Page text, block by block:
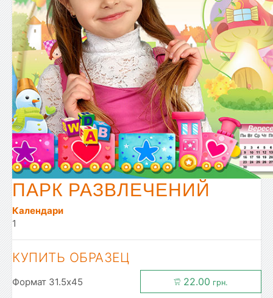
ПАРК РАЗВЛЕЧЕНИЙ
Календари
1
КУПИТЬ ОБРАЗЕЦ
Формат 31.5x45 22.00 грн.